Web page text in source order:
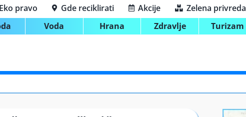
Voda Hrana Zdravlje Turizam
Eko pravo Gde reciklirati Akcije Zelena privreda